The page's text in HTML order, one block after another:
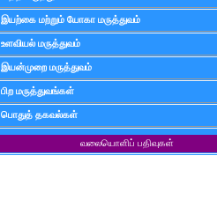
இயற்கை மற்றும் யோகா மருத்துவம்
உளவியல் மருத்துவம்
இயன்முறை மருத்துவம்
பிற மருத்துவங்கள்
பொதுத் தகவல்கள்
வலையொளிப் பதிவுகள்